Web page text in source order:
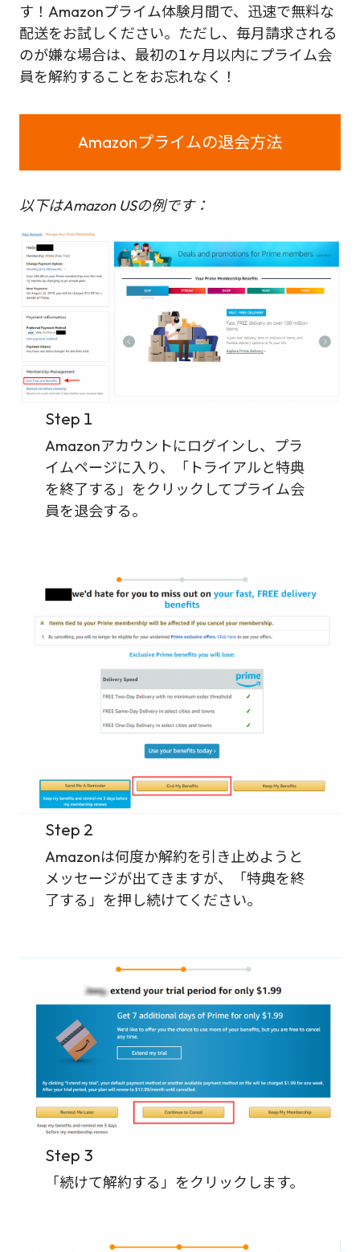
す！Amazonプライム体験月間で、迅速で無料な
配送をお試しください。ただし、毎月請求される
のが嫌な場合は、最初の1ヶ月以内にプライム会
員を解約することをお忘れなく！
Amazonプライムの退会方法
以下はAmazon USの例です：
Step 1
Amazonアカウントにログインし、プラ
イムページに入り、「トライアルと特典
を終了する」をクリックしてプライム会
員を退会する。
Step 2
Amazonは何度か解約を引き止めようと
メッセージが出てきますが、「特典を終
了する」を押し続けてください。
Step 3
「続けて解約する」をクリックします。